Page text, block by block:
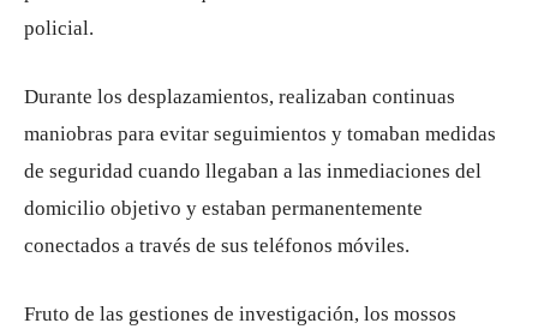
policial.
Durante los desplazamientos, realizaban continuas
maniobras para evitar seguimientos y tomaban medidas
de seguridad cuando llegaban a las inmediaciones del
domicilio objetivo y estaban permanentemente
conectados a través de sus teléfonos móviles.
Fruto de las gestiones de investigación, los mossos